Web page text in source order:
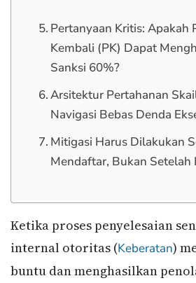
Pertanyaan Kritis: Apakah
Kembali (PK) Dapat
Sanksi 60%?
Arsitektur Pertahanan
Navigasi Bebas Denda
Mitigasi Harus Dilakukan
Mendaftar, Bukan Setelah
Ketika proses penyelesaian
internal otoritas (Keberatan)
buntu dan menghasilkan